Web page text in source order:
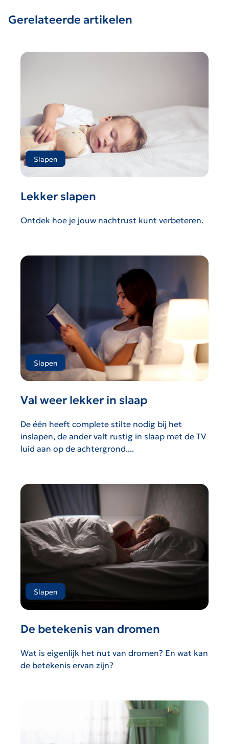
Gerelateerde artikelen
Slapen
Lekker slapen
Ontdek hoe je jouw nachtrust kunt verbeteren.
Slapen
Val weer lekker in slaap
De één heeft complete stilte nodig bij het
inslapen, de ander valt rustig in slaap met de TV
luid aan op de achtergrond....
Slapen
De betekenis van dromen
Wat is eigenlijk het nut van dromen? En wat kan
de betekenis ervan zijn?